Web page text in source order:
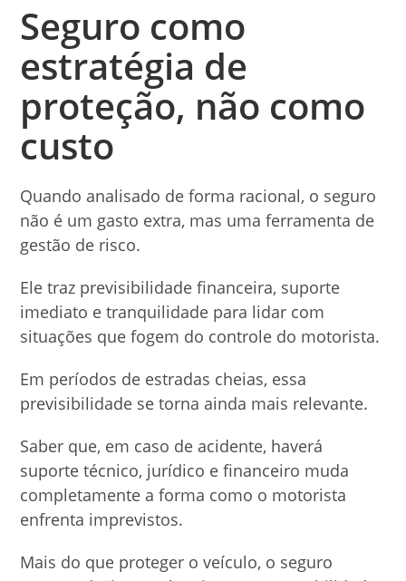
Seguro como
estratégia de
proteção, não como
custo
Quando analisado de forma racional, o seguro
não é um gasto extra, mas uma ferramenta de
gestão de risco.
Ele traz previsibilidade financeira, suporte
imediato e tranquilidade para lidar com
situações que fogem do controle do motorista.
Em períodos de estradas cheias, essa
previsibilidade se torna ainda mais relevante.
Saber que, em caso de acidente, haverá
suporte técnico, jurídico e financeiro muda
completamente a forma como o motorista
enfrenta imprevistos.
Mais do que proteger o veículo, o seguro